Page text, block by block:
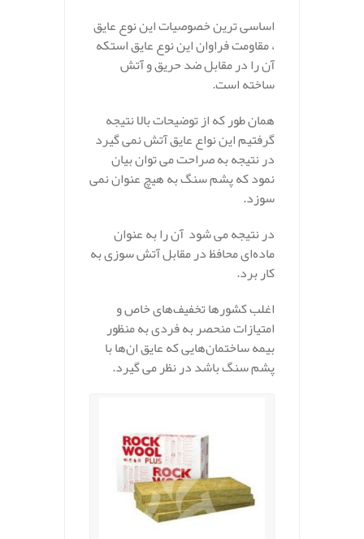
اساسی ترین خصوصیات این نوع عایق
، مقاومت فراوان این نوع عایق استکه
آن را در مقابل ضد حریق و آتش
ساخته است.
همان طور که از توضیحات بالا نتیجه
گرفتیم این نواع عایق آتش نمی گیرد
در نتیجه به صراحت می توان بیان
نمود که پشم سنگ به هیچ عنوان نمی
سوزد.
در نتیجه می شود آن را به عنوان
ماده‌ای محافظ در مقابل آتش سوزی به
کار برد.
اغلب کشورها تخفیف‌های خاص و
امتیازات منحصر به فردی به منظور
بیمه ساختمان‌هایی که عایق ان‌ها با
پشم سنگ باشد در نظر می گیرد.